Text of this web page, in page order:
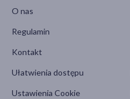
O nas
Regulamin
Kontakt
Ułatwienia dostępu
Ustawienia Cookie